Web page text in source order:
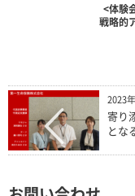
<体験
戦略的
2023
寄り
とな